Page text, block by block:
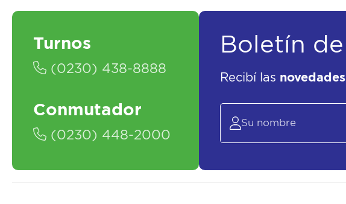
Turnos
(0230) 438-8888
Conmutador
(0230) 448-2000
Boletín de
Recibí las novedades